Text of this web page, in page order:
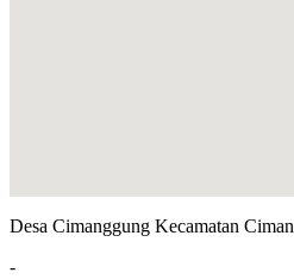
Desa Cimanggung Kecamatan
-